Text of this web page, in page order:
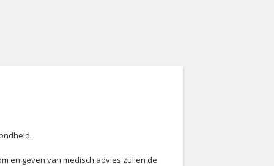
en geven van medisch advies zullen de